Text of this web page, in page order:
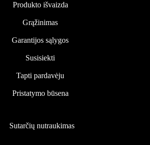
Produkto išvaizda
Grąžinimas
Garantijos sąlygos
Susisiekti
Tapti pardavėju
Pristatymo būsena
Sutarčių nutraukimas